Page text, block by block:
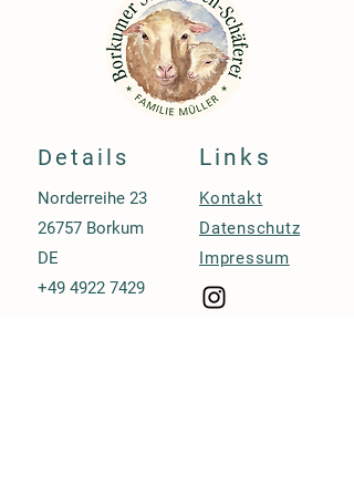
Details
Norderreihe 23
26757 Borkum
DE
+49 4922 7429
Links
Kontakt
Datenschutz
Impressum